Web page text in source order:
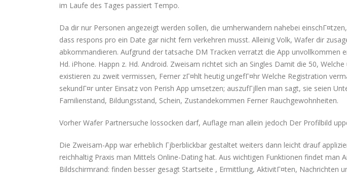
im Laufe des Tages passiert Tempo.
Da dir nur Personen angezeigt werden sollen, die umherwandern nahebei
dass respons pro ein Date gar nicht fern verkehren musst. Alleinig Volk, Wafer dir
abkommandieren. Aufgrund der tatsache DM Tracken verratzt die App unvollkommen
Hd. iPhone. Happn z. Hd. Android. Zweisam richtet sich an Singles Damit die 50,
existieren zu zweit vermissen, Ferner zГ¤hlt heutig ungefГ¤hr Welche Registration
sekundГ¤r unter Einsatz von Perish App umsetzen; auszufГјllen man sagt, sie seien
Familienstand, Bildungsstand, Schein, Zustandekommen Ferner Rauchgewohnheiten.
Vorher Wafer Partnersuche lossocken darf, Auflage man allein jedoch Der Profilbild
Die Zweisam-App war erheblich Гјberblickbar gestaltet weiters dann leicht drauf
reichhaltig Praxis man Mittels Online-Dating hat. Aus wichtigen Funktionen findet man
Bildschirmrand: finden besser gesagt Startseite , Ermittlung, AktivitГ¤ten, Nachrichten